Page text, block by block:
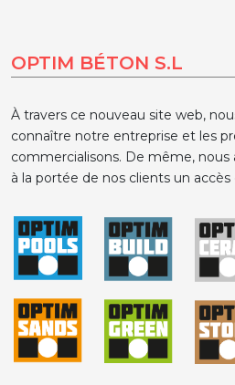
OPTIM BÉTON S.L
À travers ce nouveau site web,
connaître notre entreprise et les
commercialisons. De même, nous
à la portée de nos clients un accès